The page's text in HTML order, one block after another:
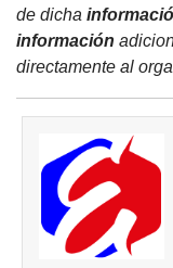
de dicha
información
directamente al